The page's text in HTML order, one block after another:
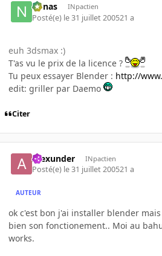
nonas INpactien
Posté(e) le 31 juillet 200521 a
euh 3dsmax :)
T'as vu le prix de la licence ?
Tu peux essayer Blender : http://
edit: griller par Daemo
Citer
Alexunder INpactien
Posté(e) le 31 juillet 200521 a
AUTEUR
ok c'est bon j'ai installer blender
bien son fonctionement.. Moi au
works.